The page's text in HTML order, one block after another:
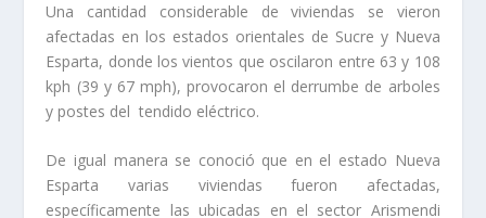
Una cantidad considerable de viviendas se vieron
afectadas en los estados orientales de Sucre y Nueva
Esparta, donde los vientos que oscilaron entre 63 y 108
kph (39 y 67 mph), provocaron el derrumbe de arboles
y postes del tendido eléctrico.
De igual manera se conoció que en el estado Nueva
Esparta varias viviendas fueron afectadas,
específicamente las ubicadas en el sector Arismendi